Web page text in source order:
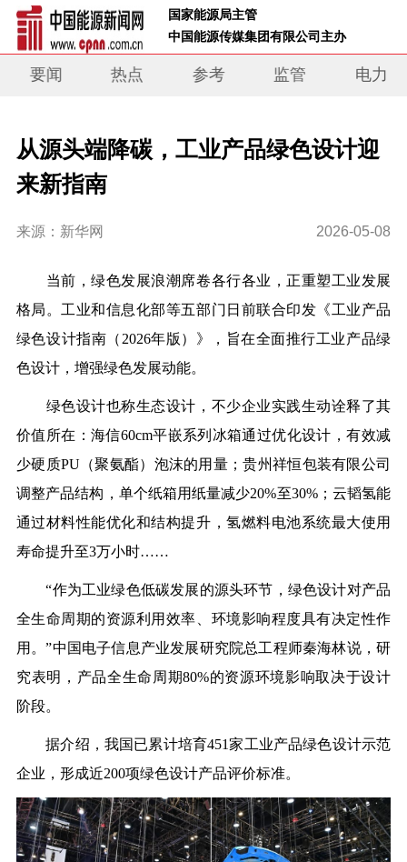
国家能源局主管
中国能源传媒集团有限公司主办
要闻 热点 参考 监管 电力
从源头端降碳，工业产品绿色设计迎
来新指南
来源：新华网 2026-05-08
当前，绿色发展浪潮席卷各行各业，正重塑工业发展
格局。工业和信息化部等五部门日前联合印发《工业产品
绿色设计指南（2026年版）》，旨在全面推行工业产品绿
色设计，增强绿色发展动能。
绿色设计也称生态设计，不少企业实践生动诠释了其
价值所在：海信60cm平嵌系列冰箱通过优化设计，有效减
少硬质PU（聚氨酯）泡沫的用量；贵州祥恒包装有限公司
调整产品结构，单个纸箱用纸量减少20%至30%；云韬氢能
通过材料性能优化和结构提升，氢燃料电池系统最大使用
寿命提升至3万小时……
“作为工业绿色低碳发展的源头环节，绿色设计对产品
全生命周期的资源利用效率、环境影响程度具有决定性作
用。”中国电子信息产业发展研究院总工程师秦海林说，研
究表明，产品全生命周期80%的资源环境影响取决于设计
阶段。
据介绍，我国已累计培育451家工业产品绿色设计示范
企业，形成近200项绿色设计产品评价标准。